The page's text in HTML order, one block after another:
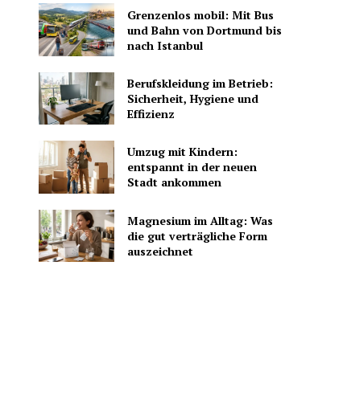
Grenzenlos mobil: Mit Bus
und Bahn von Dortmund bis
nach Istanbul
Berufskleidung im Betrieb:
Sicherheit, Hygiene und
Effizienz
Umzug mit Kindern:
entspannt in der neuen
Stadt ankommen
Magnesium im Alltag: Was
die gut verträgliche Form
auszeichnet